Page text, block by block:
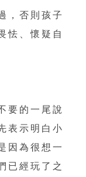
，否則孩子
怯、懷疑自
要的一尾說
表示明白小
因為很想一
已經玩了之